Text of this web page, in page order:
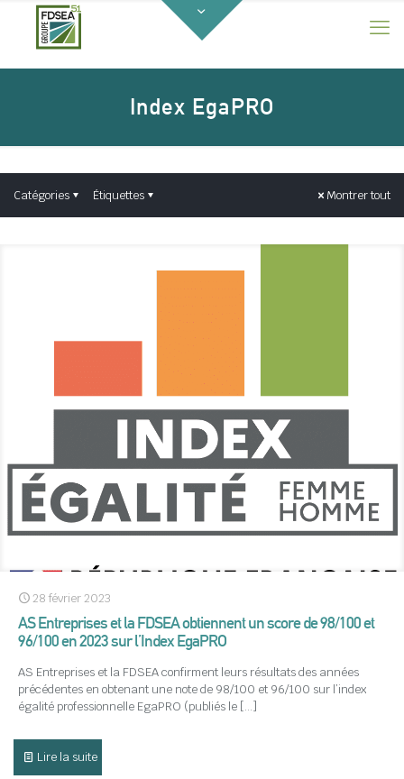
Index EgaPRO
Catégories Étiquettes Montrer tout
28 février 2023
AS Entreprises et la FDSEA obtiennent un score de 98/100 et
96/100 en 2023 sur l’Index EgaPRO
AS Entreprises et la FDSEA confirment leurs résultats des années
précédentes en obtenant une note de 98/100 et 96/100 sur l’index
égalité professionnelle EgaPRO (publiés le […]
Lire la suite